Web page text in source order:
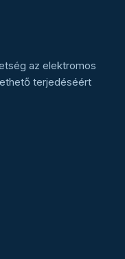
az elektromos
terjedéséért